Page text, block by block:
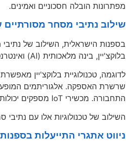
מפתרונות הובלה חסכוניים ואמינים.
שילוב נתיבי מסחר
בספנות הישראלית, השילוב של
בלוקצ'יין, בינה מלאכותית (AI) ואינטרנט של הדברים (IoT) שינו היבטים שונים של פעולות שילוח בינלאומיות.
לדוגמה, טכנולוגיית בלוקצ'יין
שרשרת האספקה. אלגוריתמים
התחבורה. מכשירי IoT מספקים יכולות מעקב וניטור בזמן אמת עבור נראות ואבטחה משופרים.
השילוב של טכנולוגיות אלו עם
ניווט אתגרי התייעלות